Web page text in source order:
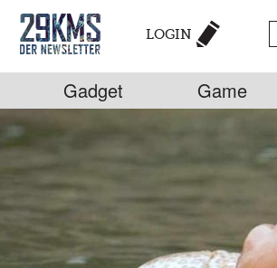
LOGIN
Gadget Game